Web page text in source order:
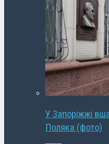
У Запоріжжі
Поляка (фото)